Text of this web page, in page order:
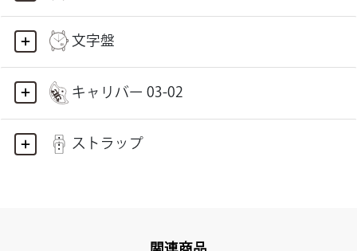
文字盤
キャリバー 03-02
ストラップ